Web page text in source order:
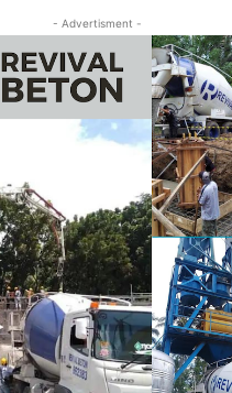
- Advertisment -